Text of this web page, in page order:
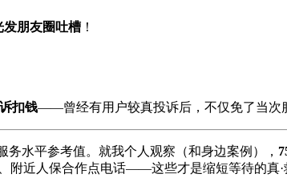
发朋友圈吐槽 ！
扣钱——曾经有用户较真投诉后，不仅免了当次
务水平参考值。就我个人观察（和身边案例），
附近人保合作点电话——这些才是缩短等待的真·